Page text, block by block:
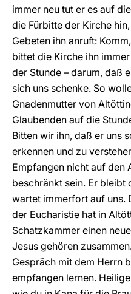
immer neu tut er es auf
die Fürbitte der Kirche
Gebeten ihn anruft:
bittet die Kirche ihn
der Stunde – darum, daß
sich uns schenke. So
Gnadenmutter von
Glaubenden auf die
Bitten wir ihn, daß er uns
erkennen und zu
Empfangen nicht auf den
beschränkt sein. Er bleibt
wartet immerfort auf uns.
der Eucharistie hat in
Schatzkammer einen
Jesus gehören
Gespräch mit dem Herrn
empfangen lernen.